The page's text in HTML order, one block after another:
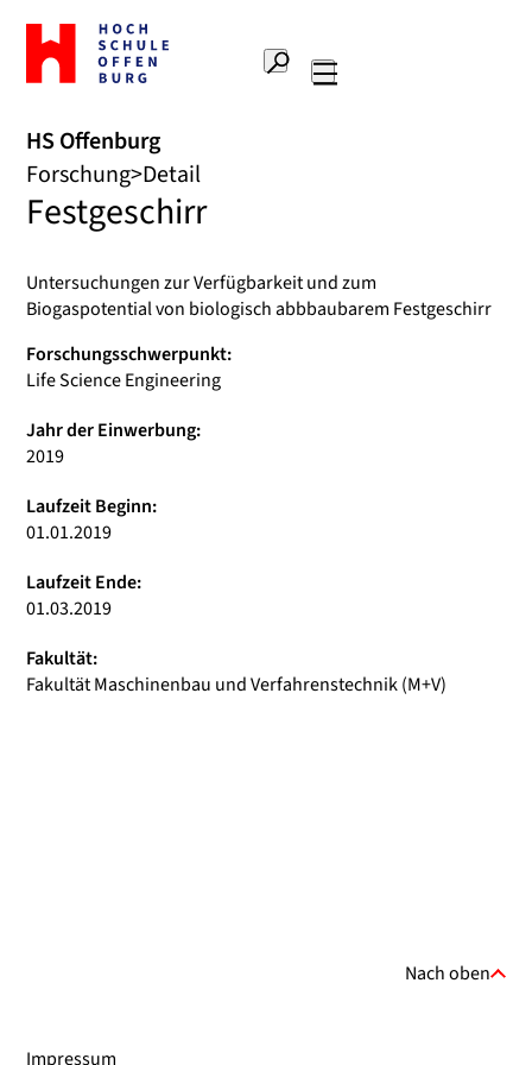
Zur
Startseite
Hochschule
Suche
HS Offenburg
Forschung Detail
Festgeschirr
Untersuchungen zur Verfügbarkeit und zum
Biogaspotential von biologisch abbbaubarem Festgeschirr
Forschungsschwerpunkt:
Life Science Engineering
Jahr der Einwerbung:
2019
Laufzeit Beginn:
01.01.2019
Laufzeit Ende:
01.03.2019
Fakultät:
Fakultät Maschinenbau und Verfahrenstechnik (M+V)
Nach oben
Impressum